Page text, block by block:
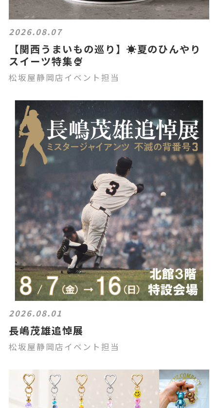
2026.08.07
【関西うまいもの巡り】☀️夏のひんやり
スイーツ特集🍨
松坂屋静岡店イベント担当
2026.08.01
長嶋茂雄追悼展
松坂屋静岡店イベント担当